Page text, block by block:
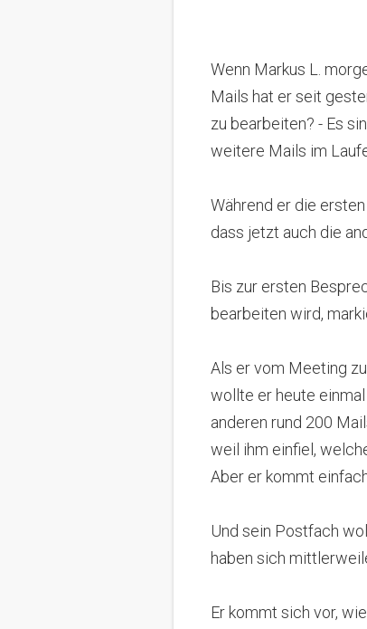
Wenn Markus L.
Mails hat er seit
zu bearbeiten? - Es
weitere Mails im
Während er die
dass jetzt auch die
Bis zur ersten
bearbeiten wird,
Als er vom Meeting
wollte er heute
anderen rund 200
weil ihm einfiel,
Aber er kommt
Und sein Postfach
haben sich
Er kommt sich vor,